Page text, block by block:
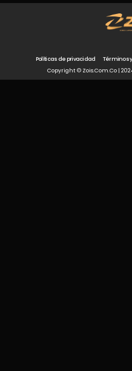
Políticas de privacidad Términos
Copyright © Zois.com.co |